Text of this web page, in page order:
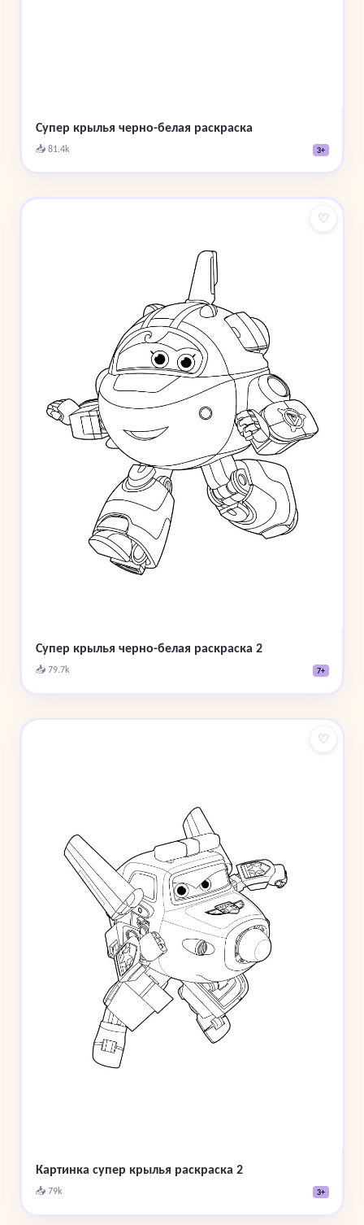
Супер крылья черно-белая раскраска
📥 81.4k 3+
♡
Супер крылья черно-белая раскраска 2
📥 79.7k 7+
♡
Картинка супер крылья раскраска 2
📥 79k 3+